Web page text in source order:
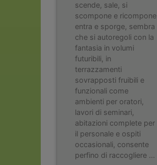
scende, sale, si
scompone e ricompone,
entra e sporge, sembra
che si autoregoli con la
fantasia in volumi
futuribili, in
terrazzamenti
sovrapposti fruibili e
funzionali come
ambienti per oratori,
lavori di seminari,
abitazioni complete per
il personale e ospiti
occasionali, consente
perfino di raccogliere ...